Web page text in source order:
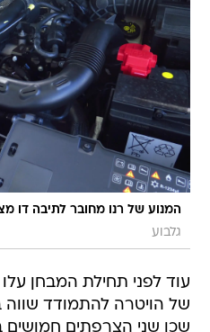
המנוע של רנו מחובר לתיבה דו
גלבוע
עוד לפני תחילת המבחן
של הויטרה להתמודד שווה